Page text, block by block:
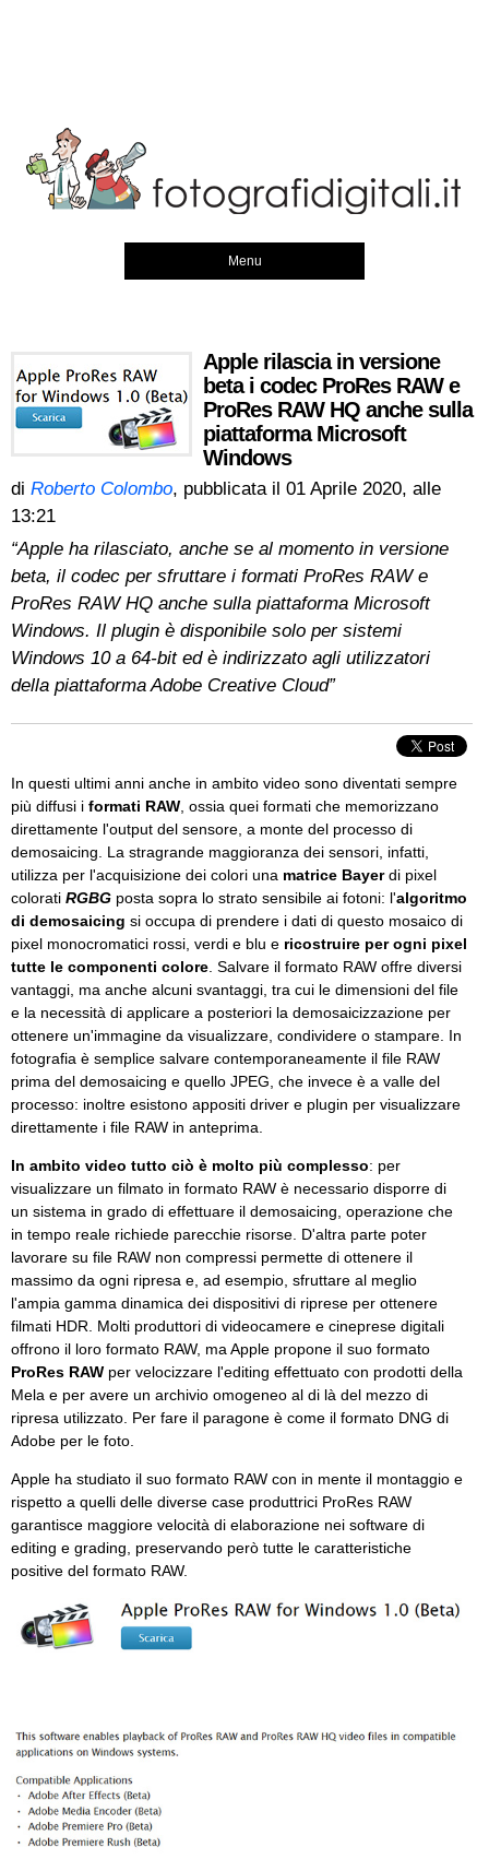
Menu
Apple rilascia in versione
beta i codec ProRes RAW e
ProRes RAW HQ anche sulla
piattaforma Microsoft
Windows
di Roberto Colombo, pubblicata il 01 Aprile 2020, alle
13:21
“Apple ha rilasciato, anche se al momento in versione
beta, il codec per sfruttare i formati ProRes RAW e
ProRes RAW HQ anche sulla piattaforma Microsoft
Windows. Il plugin è disponibile solo per sistemi
Windows 10 a 64-bit ed è indirizzato agli utilizzatori
della piattaforma Adobe Creative Cloud”
In questi ultimi anni anche in ambito video sono diventati sempre
più diffusi i formati RAW , ossia quei formati che memorizzano
direttamente l'output del sensore, a monte del processo di
demosaicing. La stragrande maggioranza dei sensori, infatti,
utilizza per l'acquisizione dei colori una matrice Bayerdi pixel
colorati RGBG posta sopra lo strato sensibile ai fotoni: l'algoritmo
di demosaicing si occupa di prendere i dati di questo mosaico di
pixel monocromatici rossi, verdi e blu e ricostruire per ogni pixel
tutte le componenti colore . Salvare il formato RAW offre diversi
vantaggi, ma anche alcuni svantaggi, tra cui le dimensioni del file
e la necessità di applicare a posteriori la demosaicizzazione per
ottenere un'immagine da visualizzare, condividere o stampare. In
fotografia è semplice salvare contemporaneamente il file RAW
prima del demosaicing e quello JPEG, che invece è a valle del
processo: inoltre esistono appositi driver e plugin per visualizzare
direttamente i file RAW in anteprima.
In ambito video tutto ciò è molto più complesso: per
visualizzare un filmato in formato RAW è necessario disporre di
un sistema in grado di effettuare il demosaicing, operazione che
in tempo reale richiede parecchie risorse. D'altra parte poter
lavorare su file RAW non compressi permette di ottenere il
massimo da ogni ripresa e, ad esempio, sfruttare al meglio
l'ampia gamma dinamica dei dispositivi di riprese per ottenere
filmati HDR. Molti produttori di videocamere e cineprese digitali
offrono il loro formato RAW, ma Apple propone il suo formato
ProRes RAW per velocizzare l'editing effettuato con prodotti della
Mela e per avere un archivio omogeneo al di là del mezzo di
ripresa utilizzato. Per fare il paragone è come il formato DNG di
Adobe per le foto.
Apple ha studiato il suo formato RAW con in mente il montaggio e
rispetto a quelli delle diverse case produttrici ProRes RAW
garantisce maggiore velocità di elaborazione nei software di
editing e grading, preservando però tutte le caratteristiche
positive del formato RAW.